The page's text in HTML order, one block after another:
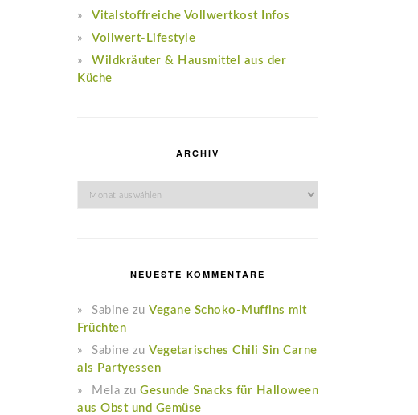
Vitalstoffreiche Vollwertkost Infos
Vollwert-Lifestyle
Wildkräuter & Hausmittel aus der
Küche
ARCHIV
NEUESTE KOMMENTARE
Sabine zu Vegane Schoko-Muffins mit
Früchten
Sabine zu Vegetarisches Chili Sin Carne
als Partyessen
Mela zu Gesunde Snacks für Halloween
aus Obst und Gemüse